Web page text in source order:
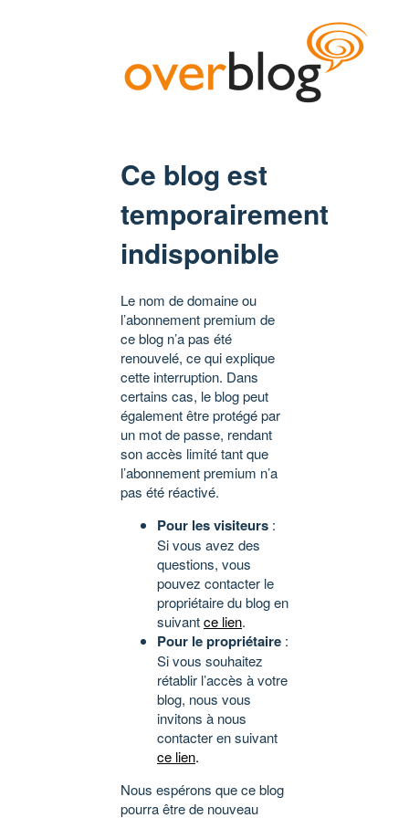
Ce blog est
temporairement
indisponible
Le nom de domaine ou
l’abonnement premium de
ce blog n’a pas été
renouvelé, ce qui explique
cette interruption. Dans
certains cas, le blog peut
également être protégé par
un mot de passe, rendant
son accès limité tant que
l’abonnement premium n’a
pas été réactivé.
Pour les visiteurs :
Si vous avez des
questions, vous
pouvez contacter le
propriétaire du blog en
suivantce lien.
Pour le propriétaire :
Si vous souhaitez
rétablir l’accès à votre
blog, nous vous
invitons à nous
contacter en suivant
ce lien.
Nous espérons que ce blog
pourra être de nouveau